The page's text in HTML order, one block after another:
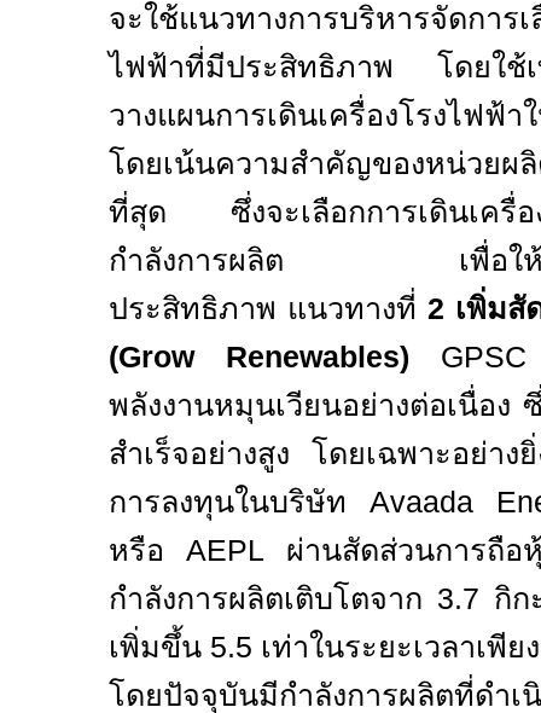
จะใช้แนวทางการบริหารจัดการเ
ไฟฟ้าที่มีประสิทธิภาพ โดยใ
วางแผนการเดินเครื่องโรงไฟฟ้
โดยเน้นความสำคัญของหน่วยผ
ที่สุด ซึ่งจะเลือกการเดินเครื่อ
กำลังการผลิต เพื่อให้เกิด
ประสิทธิภาพ แนวทางที่ 2 เพิ่มสั
(Grow Renewables)
พลังงานหมุนเวียนอย่างต่อเนื่อง
สำเร็จอย่างสูง โดยเฉพาะอย่าง
การลงทุนในบริษัท Avaada
หรือAEPL ผ่านสัดส่วนการถื
กำลังการผลิตเติบโตจาก 3.7 กิก
เพิ่มขึ้น 5.5 เท่าในระยะเวลาเพีย
โดยปัจจุบันมีกำลังการผลิตที่ดำเ